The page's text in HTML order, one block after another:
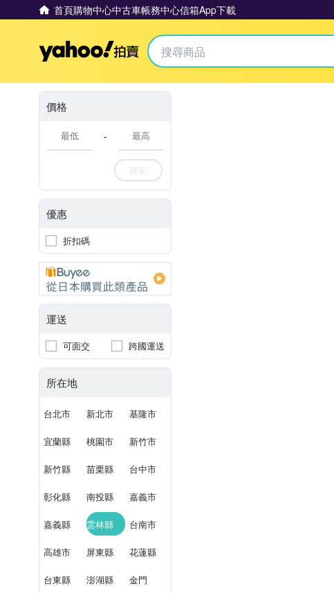
首頁購物中心中古車帳務中心信箱App下載
Yahoo拍賣
價格
-
確定
優惠
折扣碼
運送
可面交 跨國運送
所在地
台北市 新北市 基隆市
宜蘭縣 桃園市 新竹市
新竹縣 苗栗縣 台中市
彰化縣 南投縣 嘉義市
嘉義縣 雲林縣 台南市
高雄市 屏東縣 花蓮縣
台東縣 澎湖縣 金門